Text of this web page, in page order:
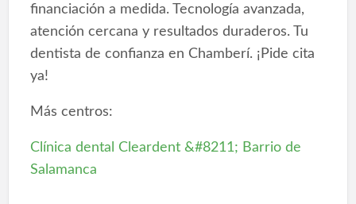
financiación a medida. Tecnología avanzada,
atención cercana y resultados duraderos. Tu
dentista de confianza en Chamberí. ¡Pide cita
ya!
Más centros:
Clínica dental Cleardent &#8211; Barrio de
Salamanca